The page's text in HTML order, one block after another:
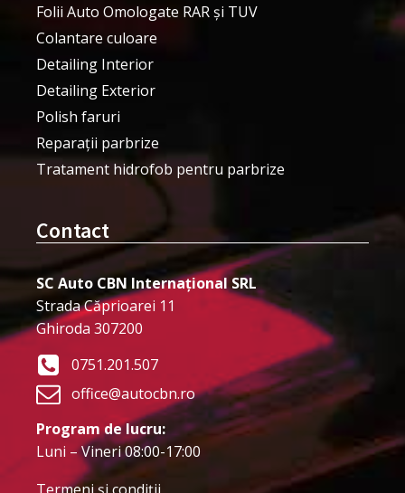
Folii Auto Omologate RAR și TUV
Colantare culoare
Detailing Interior
Detailing Exterior
Polish faruri
Reparații parbrize
Tratament hidrofob pentru parbrize
Contact
SC Auto CBN Internațional SRL
Strada Căprioarei 11
Ghiroda 307200
0751.201.507
office@autocbn.ro
Program de lucru:
Luni – Vineri 08:00-17:00